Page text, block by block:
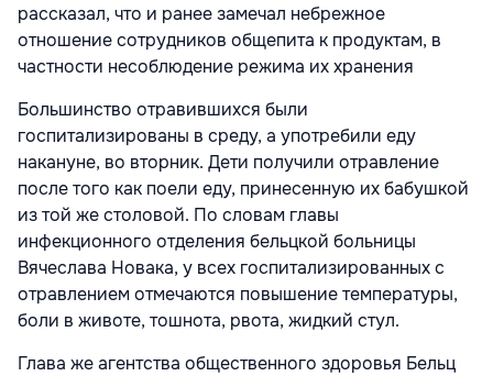
рассказал, что и ранее замечал небрежное
отношение сотрудников общепита к продуктам, в
частности несоблюдение режима их хранения
Большинство отравившихся были
госпитализированы в среду, а употребили еду
накануне, во вторник. Дети получили отравление
после того как поели еду, принесенную их бабушкой
из той же столовой. По словам главы
инфекционного отделения бельцкой больницы
Вячеслава Новака, у всех госпитализированных с
отравлением отмечаются повышение температуры,
боли в животе, тошнота, рвота, жидкий стул.
Глава же агентства общественного здоровья Бельц